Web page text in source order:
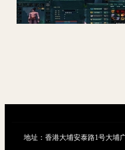
地址：香港大埔安泰路1号大埔